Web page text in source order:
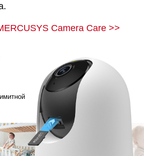
Camera Care >>